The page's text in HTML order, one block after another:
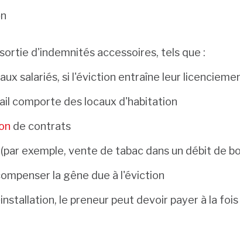
d'indemnités accessoires, tels que :
salariés, si l'éviction entraîne leur
comporte des locaux d'habitation
de contrats
exemple, vente de tabac dans un débit de
la gêne due à l'éviction
le preneur peut devoir payer à la